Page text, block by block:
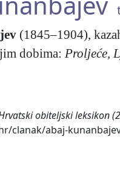
(1845–1904),
dobima: Proljeće,
obiteljski leksikon
clanak/abaj-